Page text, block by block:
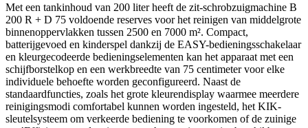
Met een tankinhoud van 200 liter heeft de zit-schrobzuigmachine B
200 R + D 75 voldoende reserves voor het reinigen van middelgrote
binnenoppervlakken tussen 2500 en 7000 m². Compact,
batterijgevoed en kinderspel dankzij de EASY-bedieningsschakelaar
en kleurgecodeerde bedieningselementen kan het apparaat met een
schijfborstelkop en een werkbreedte van 75 centimeter voor elke
individuele behoefte worden geconfigureerd. Naast de
standaardfuncties, zoals het grote kleurendisplay waarmee meerdere
reinigingsmodi comfortabel kunnen worden ingesteld, het KIK-
sleutelsysteem om verkeerde bediening te voorkomen of de zuinige